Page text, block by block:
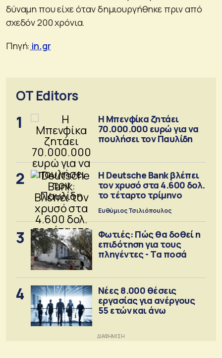
δύναμη που είχε όταν δημιουργήθηκε πριν από
σχεδόν 200 χρόνια.
Πηγή: in.gr
OT Editors
1
Η Μπενφίκα ζητάει
70.000.000 ευρώ για να
πουλήσει τον Παυλίδη
2
Η Deutsche Bank βλέπει
τον χρυσό στα 4.600 δολ.
το τέταρτο τρίμηνο
Ευθύμιος Τσιλιόπουλος
3
Φωτιές: Πώς θα δοθεί η
επιδότηση για τους
πληγέντες - Τα ποσά
4
Νέες 8.000 θέσεις
εργασίας για ανέργους
55 ετών και άνω